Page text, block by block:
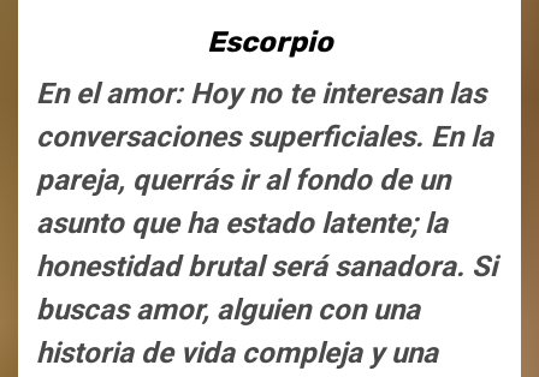
Escorpio
En el amor: Hoy no te interesan las
conversaciones superficiales. En la
pareja, querrás ir al fondo de un
asunto que ha estado latente; la
honestidad brutal será sanadora. Si
buscas amor, alguien con una
historia de vida compleja y una